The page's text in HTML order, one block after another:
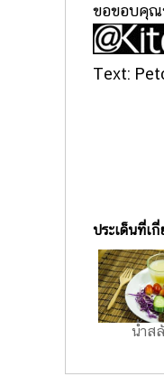
ขอขอบคุณ
Text:
ประเด็นที่เกี่
น้ำส